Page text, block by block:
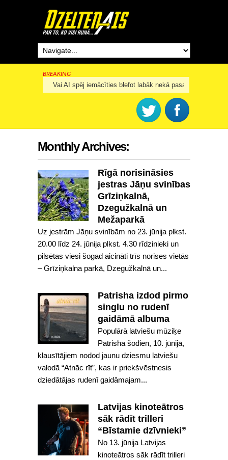
BREAKING
Vai AI spēj iemācīties blefot labāk nekā pasaules labākie
Monthly Archives:
Rīgā norisināsies
jestras Jāņu svinības
Grīziņkalnā,
Dzegužkalnā un
Mežaparkā
Uz jestrām Jāņu svinībām no 23. jūnija plkst.
20.00 līdz 24. jūnija plkst. 4.30 rīdzinieki un
pilsētas viesi šogad aicināti trīs norises vietās
– Grīziņkalna parkā, Dzegužkalnā un...
Patrisha izdod pirmo
singlu no rudenī
gaidāmā albuma
Populārā latviešu mūziķe
Patrisha šodien, 10. jūnijā,
klausītājiem nodod jaunu dziesmu latviešu
valodā “Atnāc rīt”, kas ir priekšvēstnesis
dziedātājas rudenī gaidāmajam...
Latvijas kinoteātros
sāk rādīt trilleri
“Bīstamie dzīvnieki”
No 13. jūnija Latvijas
kinoteātros sāk rādīt trilleri